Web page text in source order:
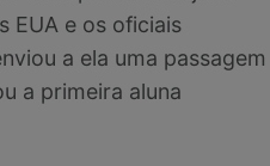
EUA e os oficiais
a ela uma passagem
a primeira aluna